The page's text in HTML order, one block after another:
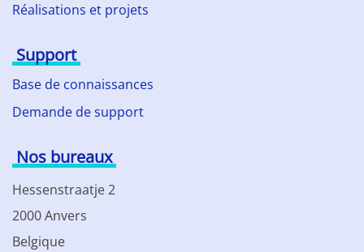
Réalisations et projets
Support
Base de connaissances
Demande de support
Nos bureaux
Hessenstraatje 2
2000 Anvers
Belgique